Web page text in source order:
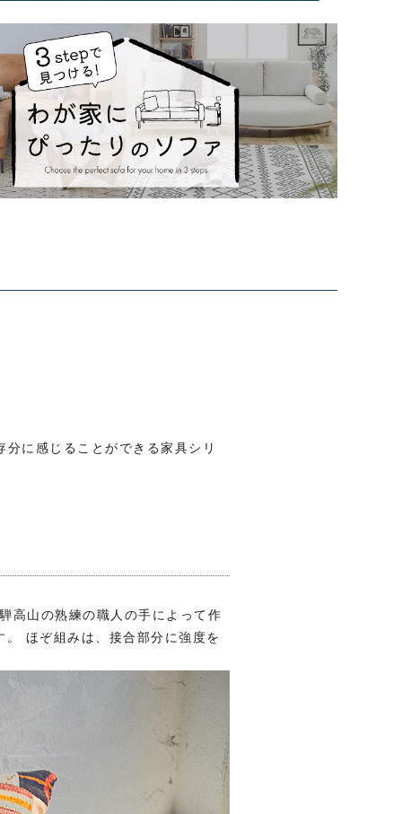
に感じることができる家具シリ
高山の熟練の職人の手によって作
ほぞ組みは、接合部分に強度を